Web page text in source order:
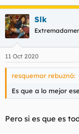
Slk
11 Oct 2020
resquemor rebuznó:
Es que a lo mejor
Pero si es que es